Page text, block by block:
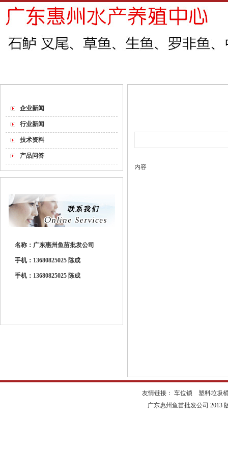
企业新闻
行业新闻
技术资料
产品问答
名称 ： 广东惠州鱼苗批发公司
手机： 13680825025 陈成
手机： 13680825025 陈成
内容
友情链接： 车位锁
塑料垃圾
广东惠州鱼苗批发公司 2013